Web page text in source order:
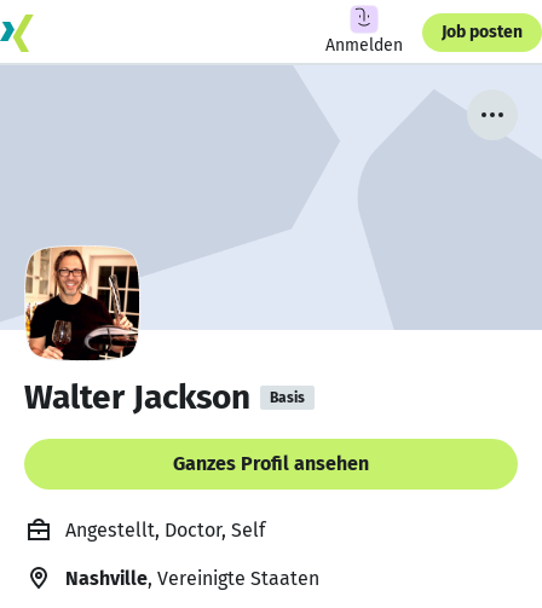
Anmelden
Job posten
Walter Jackson Basis
Ganzes Profil ansehen
Angestellt, Doctor, Self
Nashville, Vereinigte Staaten